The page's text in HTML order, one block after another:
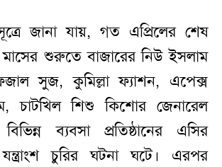
জানা যায়, গত এপ্রিলের শেষ
শুরুতে বাজারের নিউ ইসলাম
সুজ, কুমিল্লা ফ্যাশন, এপেক্স
চাটখিল শিশু কিশোর জেনারেল
ব্যবসা প্রতিষ্ঠানের এসির
চুরির ঘটনা ঘটে। এরপর